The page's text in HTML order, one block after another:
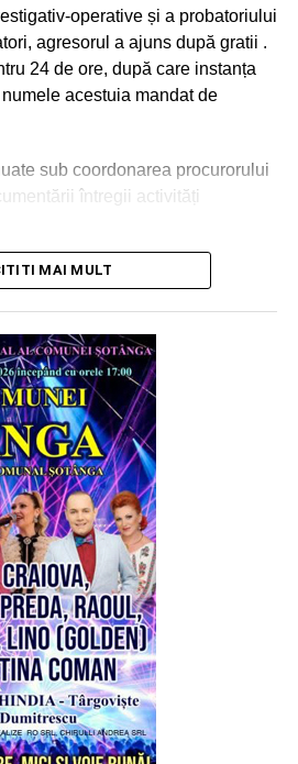
operative și a probatoriului
agresorul a ajuns după gratii .
24 de ore, după care instanța
acestuia mandat de
sub coordonarea procurorului
întregii activități
și pe Google News
MAI MULT